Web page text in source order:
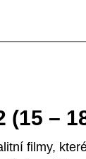
(15 –
filmy,